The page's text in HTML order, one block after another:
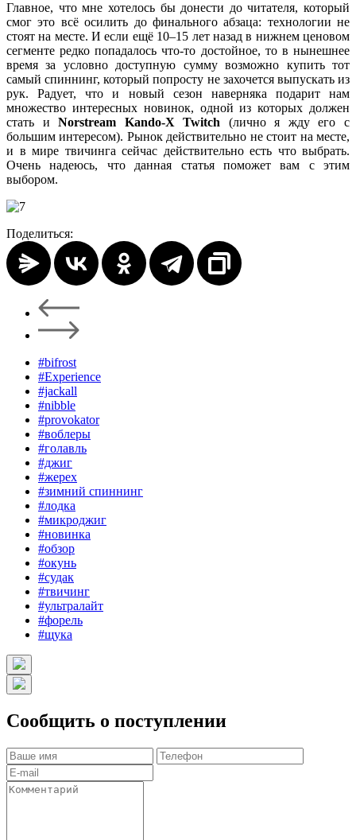
Главное, что мне хотелось бы донести до читателя, который
смог это всё осилить до финального абзаца: технологии не
стоят на месте. И если ещё 10–15 лет назад в нижнем ценовом
сегменте редко попадалось что-то достойное, то в нынешнее
время за условно доступную сумму возможно купить тот
самый спиннинг, который попросту не захочется выпускать из
рук. Радует, что и новый сезон наверняка подарит нам
множество интересных новинок, одной из которых должен
стать иNorstream Kando-X Twitch (лично я жду его с
большим интересом). Рынок действительно не стоит на месте,
и в мире твичинга сейчас действительно есть что выбрать.
Очень надеюсь, что данная статья поможет вам с этим
выбором.
Поделиться:
#bifrost
#Experience
#jackall
#nibble
#provokator
#воблеры
#голавль
#джиг
#жерех
#зимний спиннинг
#лодка
#микроджиг
#новинка
#обзор
#окунь
#судак
#твичинг
#ультралайт
#форель
#щука
Сообщить о поступлении